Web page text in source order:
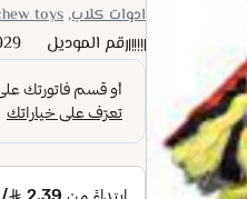
ادوات كلاب, toys,
رقم الموديل